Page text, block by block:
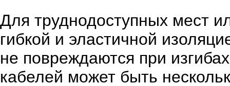
Для труднодоступных мест
гибкой и эластичной
не повреждаются при
кабелей может быть